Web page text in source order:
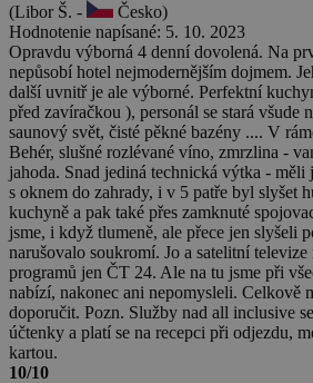
(Libor Š. -
Česko)
Hodnotenie napísané: 5. 10. 2023
Opravdu výborná 4 denní dovolená. Na
nepůsobí hotel nejmodernějším dojmem.
další uvnitř je ale výborné. Perfektní
před zavíračkou ), personál se stará všude
saunový svět, čisté pěkné bazény .... V
Behér, slušné rozlévané víno, zmrzlina -
jahoda. Snad jediná technická výtka -
s oknem do zahrady, i v 5 patře byl slyšet
kuchyně a pak také přes zamknuté
jsme, i když tlumeně, ale přece jen slyšeli
narušovalo soukromí. Jo a satelitní
programů jen ČT 24. Ale na tu jsme při
nabízí, nakonec ani nepomysleli. Celkově
doporučit. Pozn. Služby nad all inclusive
účtenky a platí se na recepci při odjezdu,
kartou.
10/10